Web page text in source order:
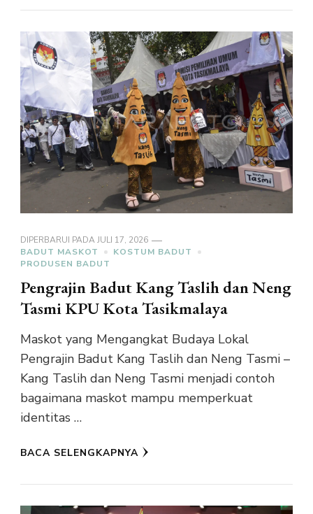
DIPERBARUI PADAJULI 17, 2026
BADUT MASKOT
KOSTUM BADUT
PRODUSEN BADUT
Pengrajin Badut Kang Taslih dan Neng
Tasmi KPU Kota Tasikmalaya
Maskot yang Mengangkat Budaya Lokal
Pengrajin Badut Kang Taslih dan Neng Tasmi –
Kang Taslih dan Neng Tasmi menjadi contoh
bagaimana maskot mampu memperkuat
identitas …
BACA SELENGKAPNYA